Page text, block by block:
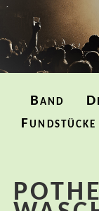
überspringen
Band
Fundstücke